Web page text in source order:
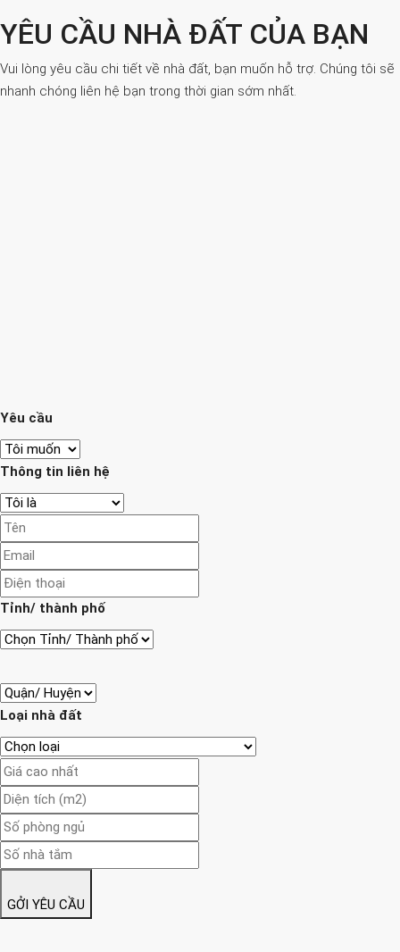
YÊU CẦU NHÀ ĐẤT CỦA BẠN
Vui lòng yêu cầu chi tiết về nhà đất, bạn muốn hỗ trợ. Chúng tôi sẽ
nhanh chóng liên hệ bạn trong thời gian sớm nhất.
Yêu cầu
Thông tin liên hệ
Tỉnh/ thành phố
Loại nhà đất
GỞI YÊU CẦU